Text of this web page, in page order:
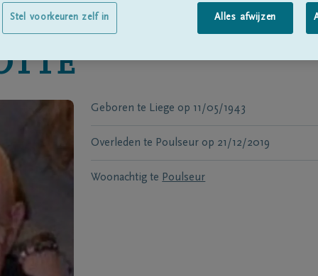
Geboren te Liege op 11/05/1943
Overleden te Poulseur op 21/12/2019
Woonachtig te Poulseur
Alles afwijzen
Stel voorkeuren zelf in